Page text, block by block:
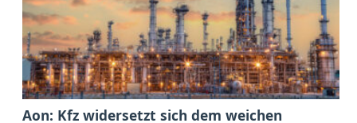
Aon: Kfz widersetzt sich dem weichen